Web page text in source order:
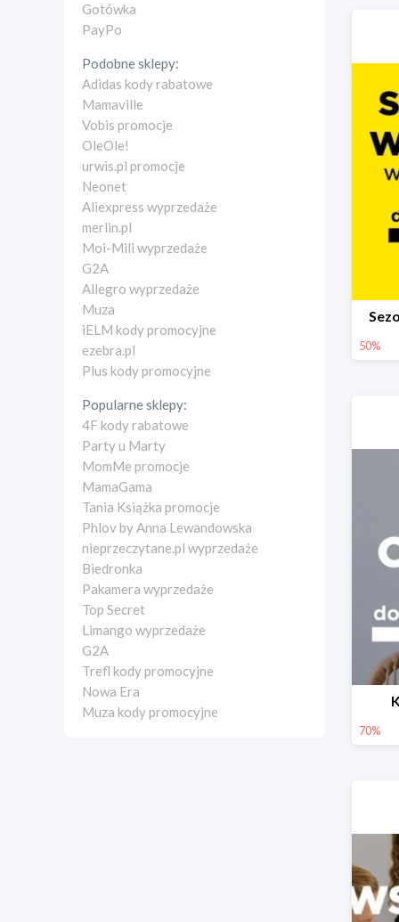
Gotówka
PayPo
Podobne sklepy:
Adidas kody rabatowe
Mamaville
Vobis promocje
OleOle!
urwis.pl promocje
Neonet
Aliexpress wyprzedaże
merlin.pl
Moi-Mili wyprzedaże
G2A
Allegro wyprzedaże
Muza
iELM kody promocyjne
ezebra.pl
Plus kody promocyjne
Popularne sklepy:
4F kody rabatowe
Party u Marty
MomMe promocje
MamaGama
Tania Książka promocje
Phlov by Anna Lewandowska
nieprzeczytane.pl wyprzedaże
Biedronka
Pakamera wyprzedaże
Top Secret
Limango wyprzedaże
G2A
Trefl kody promocyjne
Nowa Era
Muza kody promocyjne
50%
70%